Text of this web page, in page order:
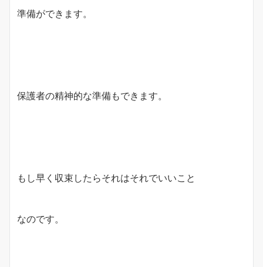
準備ができます。
保護者の精神的な準備もできます。
もし早く収束したらそれはそれでいいこと
なのです。